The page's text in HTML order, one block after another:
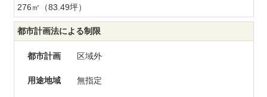
276㎡（83.49坪）
都市計画法による制限
都市計画 区域外
用途地域 無指定